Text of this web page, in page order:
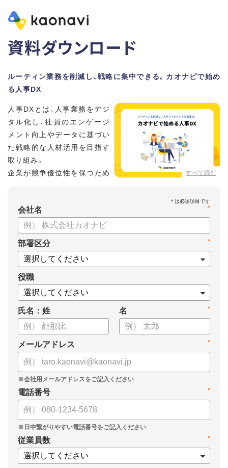
資料ダウンロード
ルーティン業務を削減し、戦略に集中できる。カオナビで始め
る人事DX
すべて読む
人事DXとは、人事業務をデジ
タル化し、社員のエンゲージ
メント向上やデータに基づい
た戦略的な人材活用を目指す
取り組み。
企業が競争優位性を保つため
しかし、「何から手を付けてよいかわからない」「なかなかデジ
タル化が進まない」「既存システムを変えることに抵抗がある」
といった理由から、推進に踏み切れていない企業も少なくあり
ません。
本資料では、人事DXの目的や成功させるためのポイントを解
説します。
*
会社名
*
部署区分
役職
氏名：姓 *
名
*
メールアドレス
*
電話番号
*
従業員数